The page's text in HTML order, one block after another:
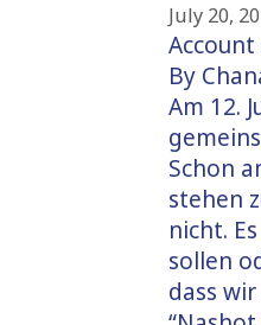
July 20,
Account
By
Am 12.
Schon
stehen
nicht.
sollen
dass